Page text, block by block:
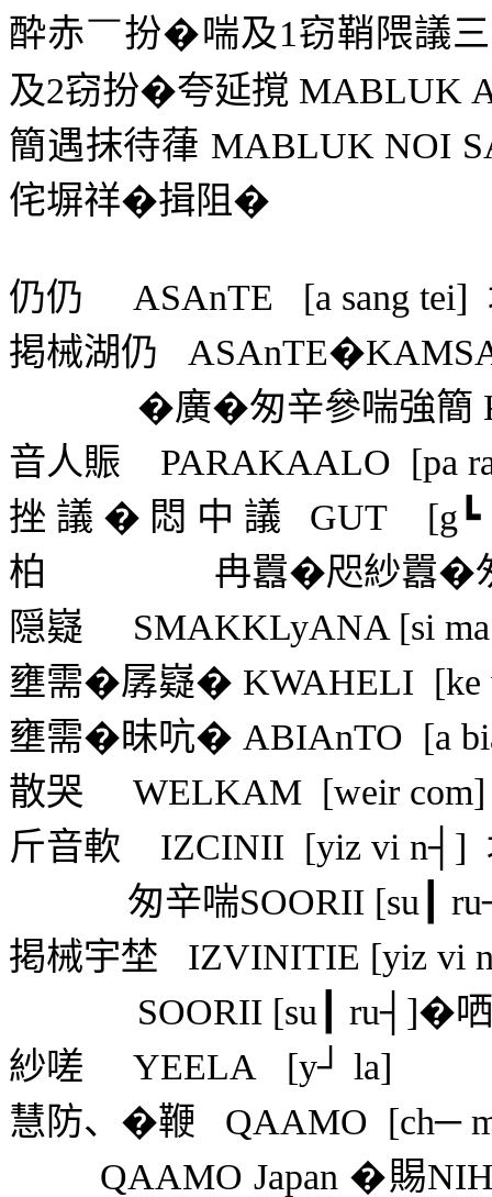
酔赤￣扮�喘及1窃鞘隈議
及2窃扮�夸延撹 MABLUK
簡遇抹待葎 MABLUK NOI
侘塀祥�揖阻�
仍仍 ASAnTE [a sang tei]
掲械湖仍
ASAnTE�
�廣�匆辛參喘強簡
音人賑
PARAKAALO [pa
挫議�悶中議
GUT
[g┗
柏
冉囂�咫紗囂�
隠嶷
SMAKKLyANA [si
壅需�孱嶷� KWAHELI [ke
壅需�昧吭� ABIAnTO [a
散哭
WELKAM [weir com]
斤音軟
IZCINII [yiz vi n┤]
匆辛喘SOORII [su┃
掲械宇埜
IZVINITIE [yiz vi
SOORII [su┃ ru┤]�
紗嗟
YEELA
[y┘ la]
慧防、�鞭
QAAMO [ch─
QAAMO Japan �賜